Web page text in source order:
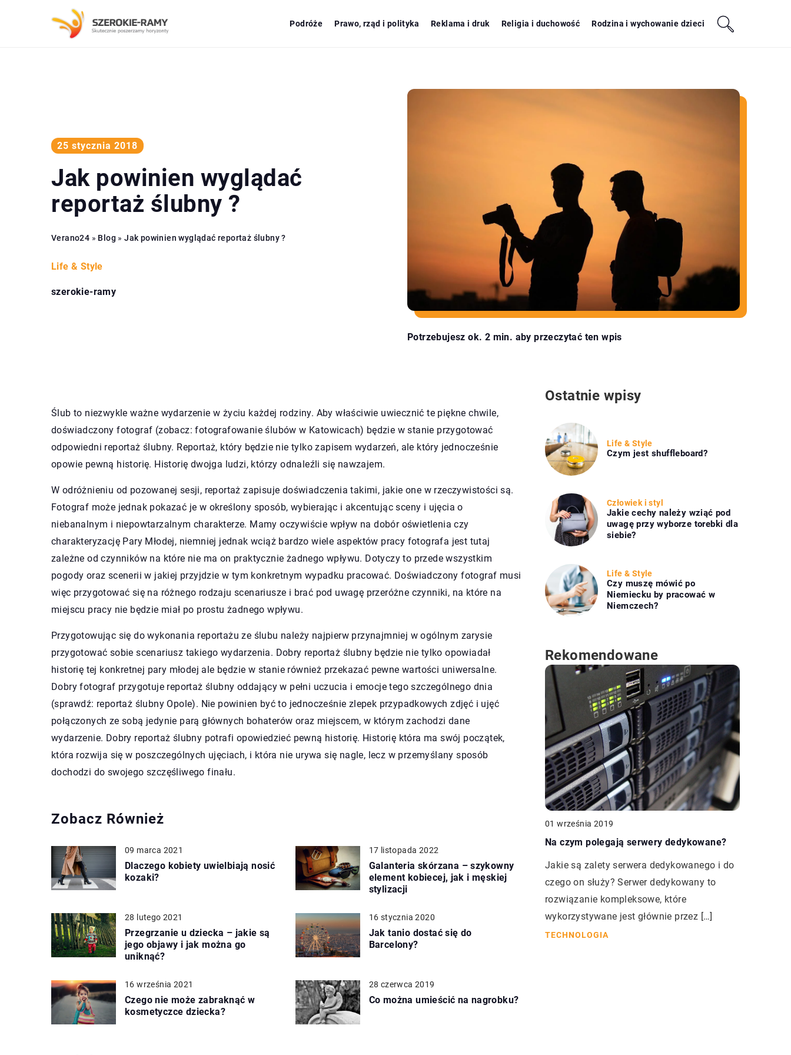
Podróże Prawo, rząd i polityka Reklama i druk Religia i duchowość Rodzina i wychowanie dzieci
25 stycznia 2018
Jak powinien wyglądać
reportaż ślubny ?
Verano24 » Blog »Jak powinien wyglądać reportaż ślubny ?
Life & Style
szerokie-ramy
Potrzebujesz ok. 2 min. aby przeczytać ten wpis
Ślub to niezwykle ważne wydarzenie w życiu każdej rodziny. Aby właściwie uwiecznić te piękne chwile,
doświadczony fotograf (zobacz: fotografowanie ślubów w Katowicach) będzie w stanie przygotować
odpowiedni reportaż ślubny. Reportaż, który będzie nie tylko zapisem wydarzeń, ale który jednocześnie
opowie pewną historię. Historię dwojga ludzi, którzy odnaleźli się nawzajem.
W odróżnieniu od pozowanej sesji, reportaż zapisuje doświadczenia takimi, jakie one w rzeczywistości są.
Fotograf może jednak pokazać je w określony sposób, wybierając i akcentując sceny i ujęcia o
niebanalnym i niepowtarzalnym charakterze. Mamy oczywiście wpływ na dobór oświetlenia czy
charakteryzację Pary Młodej, niemniej jednak wciąż bardzo wiele aspektów pracy fotografa jest tutaj
zależne od czynników na które nie ma on praktycznie żadnego wpływu. Dotyczy to przede wszystkim
pogody oraz scenerii w jakiej przyjdzie w tym konkretnym wypadku pracować. Doświadczony fotograf musi
więc przygotować się na różnego rodzaju scenariusze i brać pod uwagę przeróżne czynniki, na które na
miejscu pracy nie będzie miał po prostu żadnego wpływu.
Przygotowując się do wykonania reportażu ze ślubu należy najpierw przynajmniej w ogólnym zarysie
przygotować sobie scenariusz takiego wydarzenia. Dobry reportaż ślubny będzie nie tylko opowiadał
historię tej konkretnej pary młodej ale będzie w stanie również przekazać pewne wartości uniwersalne.
Dobry fotograf przygotuje reportaż ślubny oddający w pełni uczucia i emocje tego szczególnego dnia
(sprawdź: reportaż ślubny Opole). Nie powinien być to jednocześnie zlepek przypadkowych zdjęć i ujęć
połączonych ze sobą jedynie parą głównych bohaterów oraz miejscem, w którym zachodzi dane
wydarzenie. Dobry reportaż ślubny potrafi opowiedzieć pewną historię. Historię która ma swój początek,
która rozwija się w poszczególnych ujęciach, i która nie urywa się nagle, lecz w przemyślany sposób
dochodzi do swojego szczęśliwego finału.
Zobacz Również
09 marca 2021
Dlaczego kobiety uwielbiają nosić
kozaki?
17 listopada 2022
Galanteria skórzana – szykowny
element kobiecej, jak i męskiej
stylizacji
28 lutego 2021
Przegrzanie u dziecka – jakie są
jego objawy i jak można go
uniknąć?
16 stycznia 2020
Jak tanio dostać się do
Barcelony?
16 września 2021
Czego nie może zabraknąć w
kosmetyczce dziecka?
28 czerwca 2019
Co można umieścić na nagrobku?
Ostatnie wpisy
Life & Style
Czym jest shuffleboard?
Człowiek i styl
Jakie cechy należy wziąć pod
uwagę przy wyborze torebki dla
siebie?
Life & Style
Czy muszę mówić po
Niemiecku by pracować w
Niemczech?
Rekomendowane
01 września 2019
Na czym polegają serwery dedykowane?
Jakie są zalety serwera dedykowanego i do
czego on służy? Serwer dedykowany to
rozwiązanie kompleksowe, które
wykorzystywane jest głównie przez […]
TECHNOLOGIA